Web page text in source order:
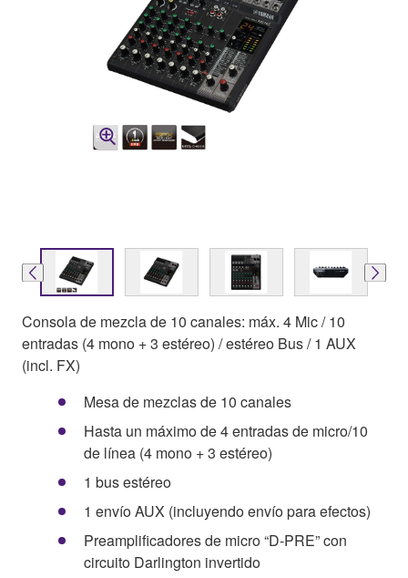
Consola de mezcla de 10 canales: máx. 4 Mic / 10
entradas (4 mono + 3 estéreo) / estéreo Bus / 1 AUX
(incl. FX)
Mesa de mezclas de 10 canales
Hasta un máximo de 4 entradas de micro/10
de línea (4 mono + 3 estéreo)
1 bus estéreo
1 envío AUX (incluyendo envío para efectos)
Preamplificadores de micro “D-PRE” con
circuito Darlington invertido